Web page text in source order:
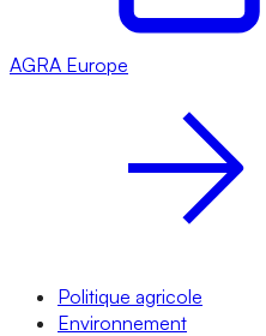
AGRA Europe
Politique agricole
Environnement